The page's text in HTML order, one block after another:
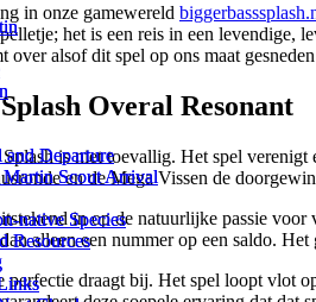
Departure
Scout Arrival
native Species
Resources
Departure
Scout Arrival
native Species
Resources
in onze gamewereld
het is een reis in een levendige,
alsof dit spel op ons maat
Overal Resonant
is niet toevallig. Het spel
en de Mega Vissen de
in op de natuurlijke passie voor
alleen een nummer op een saldo.
perfectie draagt bij. Het spel loopt vlot